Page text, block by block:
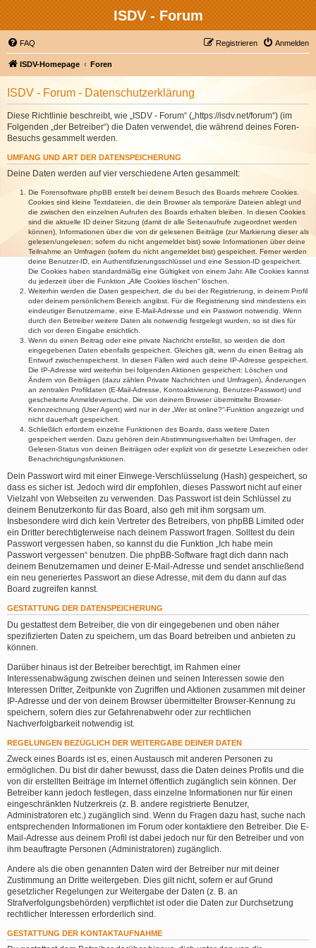
ISDV - Forum
FAQ Anmelden
Registrieren
ISDV-Homepage Foren
ISDV - Forum - Datenschutzerklärung
Diese Richtlinie beschreibt, wie „ISDV - Forum“ („https://isdv.net/forum“) (im
Folgenden „der Betreiber“) die Daten verwendet, die während deines Foren-
Besuchs gesammelt werden.
UMFANG UND ART DER DATENSPEICHERUNG
Deine Daten werden auf vier verschiedene Arten gesammelt:
Die Forensoftware phpBB erstellt bei deinem Besuch des Boards mehrere Cookies.
Cookies sind kleine Textdateien, die dein Browser als temporäre Dateien ablegt und
die zwischen den einzelnen Aufrufen des Boards erhalten bleiben. In diesen Cookies
sind die aktuelle ID deiner Sitzung (damit dir alle Seitenaufrufe zugeordnet werden
können), Informationen über die von dir gelesenen Beiträge (zur Markierung dieser als
gelesen/ungelesen; sofern du nicht angemeldet bist) sowie Informationen über deine
Teilnahme an Umfragen (sofern du nicht angemeldet bist) gespeichert. Ferner werden
deine Benutzer-ID, ein Authentifizierungsschlüssel und eine Session-ID gespeichert.
Die Cookies haben standardmäßig eine Gültigkeit von einem Jahr. Alle Cookies kannst
du jederzeit über die Funktion „Alle Cookies löschen“ löschen.
Weiterhin werden die Daten gespeichert, die du bei der Registrierung, in deinem Profil
oder deinem persönlichem Bereich angibst. Für die Registrierung sind mindestens ein
eindeutiger Benutzername, eine E-Mail-Adresse und ein Passwort notwendig. Wenn
durch den Betreiber weitere Daten als notwendig festgelegt wurden, so ist dies für
dich vor deren Eingabe ersichtlich.
Wenn du einen Beitrag oder eine private Nachricht erstellst, so werden die dort
eingegebenen Daten ebenfalls gespeichert. Gleiches gilt, wenn du einen Beitrag als
Entwurf zwischenspeicherst. In diesen Fällen wird auch deine IP-Adresse gespeichert.
Die IP-Adresse wird weiterhin bei folgenden Aktionen gespeichert: Löschen und
Ändern von Beiträgen (dazu zählen Private Nachrichten und Umfragen), Änderungen
an zentralen Profildaten (E-Mail-Adresse, Kontoaktivierung, Benutzer-Passwort) und
gescheiterte Anmeldeversuche. Die von deinem Browser übermittelte Browser-
Kennzeichnung (User Agent) wird nur in der „Wer ist online?“-Funktion angezeigt und
nicht dauerhaft gespeichert.
Schließlich erfordern einzelne Funktionen des Boards, dass weitere Daten
gespeichert werden. Dazu gehören dein Abstimmungsverhalten bei Umfragen, der
Gelesen-Status von deinen Beiträgen oder explizit von dir gesetzte Lesezeichen oder
Benachrichtigungsfunktionen.
Dein Passwort wird mit einer Einwege-Verschlüsselung (Hash) gespeichert, so
dass es sicher ist. Jedoch wird dir empfohlen, dieses Passwort nicht auf einer
Vielzahl von Webseiten zu verwenden. Das Passwort ist dein Schlüssel zu
deinem Benutzerkonto für das Board, also geh mit ihm sorgsam um.
Insbesondere wird dich kein Vertreter des Betreibers, von phpBB Limited oder
ein Dritter berechtigterweise nach deinem Passwort fragen. Solltest du dein
Passwort vergessen haben, so kannst du die Funktion „Ich habe mein
Passwort vergessen“ benutzen. Die phpBB-Software fragt dich dann nach
deinem Benutzernamen und deiner E-Mail-Adresse und sendet anschließend
ein neu generiertes Passwort an diese Adresse, mit dem du dann auf das
Board zugreifen kannst.
GESTATTUNG DER DATENSPEICHERUNG
Du gestattest dem Betreiber, die von dir eingegebenen und oben näher
spezifizierten Daten zu speichern, um das Board betreiben und anbieten zu
können.
Darüber hinaus ist der Betreiber berechtigt, im Rahmen einer
Interessenabwägung zwischen deinen und seinen Interessen sowie den
Interessen Dritter, Zeitpunkte von Zugriffen und Aktionen zusammen mit deiner
IP-Adresse und der von deinem Browser übermittelter Browser-Kennung zu
speichern, sofern dies zur Gefahrenabwehr oder zur rechtlichen
Nachverfolgbarkeit notwendig ist.
REGELUNGEN BEZÜGLICH DER WEITERGABE DEINER DATEN
Zweck eines Boards ist es, einen Austausch mit anderen Personen zu
ermöglichen. Du bist dir daher bewusst, dass die Daten deines Profils und die
von dir erstellten Beiträge im Internet öffentlich zugänglich sein können. Der
Betreiber kann jedoch festlegen, dass einzelne Informationen nur für einen
eingeschränkten Nutzerkreis (z. B. andere registrierte Benutzer,
Administratoren etc.) zugänglich sind. Wenn du Fragen dazu hast, suche nach
entsprechenden Informationen im Forum oder kontaktiere den Betreiber. Die E-
Mail-Adresse aus deinem Profil ist dabei jedoch nur für den Betreiber und von
ihm beauftragte Personen (Administratoren) zugänglich.
Andere als die oben genannten Daten wird der Betreiber nur mit deiner
Zustimmung an Dritte weitergeben. Dies gilt nicht, sofern er auf Grund
gesetzlicher Regelungen zur Weitergabe der Daten (z. B. an
Strafverfolgungsbehörden) verpflichtet ist oder die Daten zur Durchsetzung
rechtlicher Interessen erforderlich sind.
GESTATTUNG DER KONTAKTAUFNAHME